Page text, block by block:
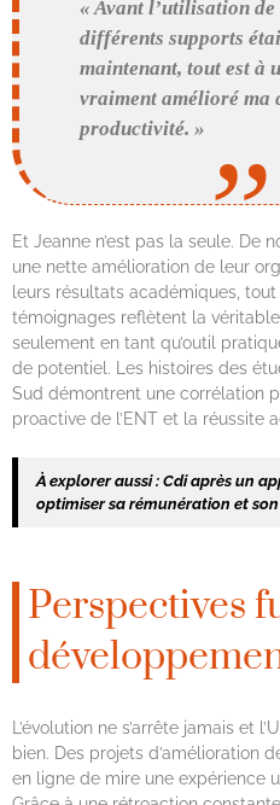
« Avant l’utilisation
différents supports
maintenant, tout est à
vraiment amélioré ma
productivité. »
Et Jeanne n’est pas la seule. De
une nette amélioration de leur
leurs résultats académiques, tout
témoignages reflètent la
seulement en tant qu’outil
de potentiel. Les histoires des
Sud démontrent une corrélation
proactive de l’ENT et la réussite
À explorer aussi : Cdi après un
optimiser sa rémunération et
Perspectives
L’évolution ne s’arrête jamais et
bien. Des projets d’amélioration
en ligne de mire une expérience